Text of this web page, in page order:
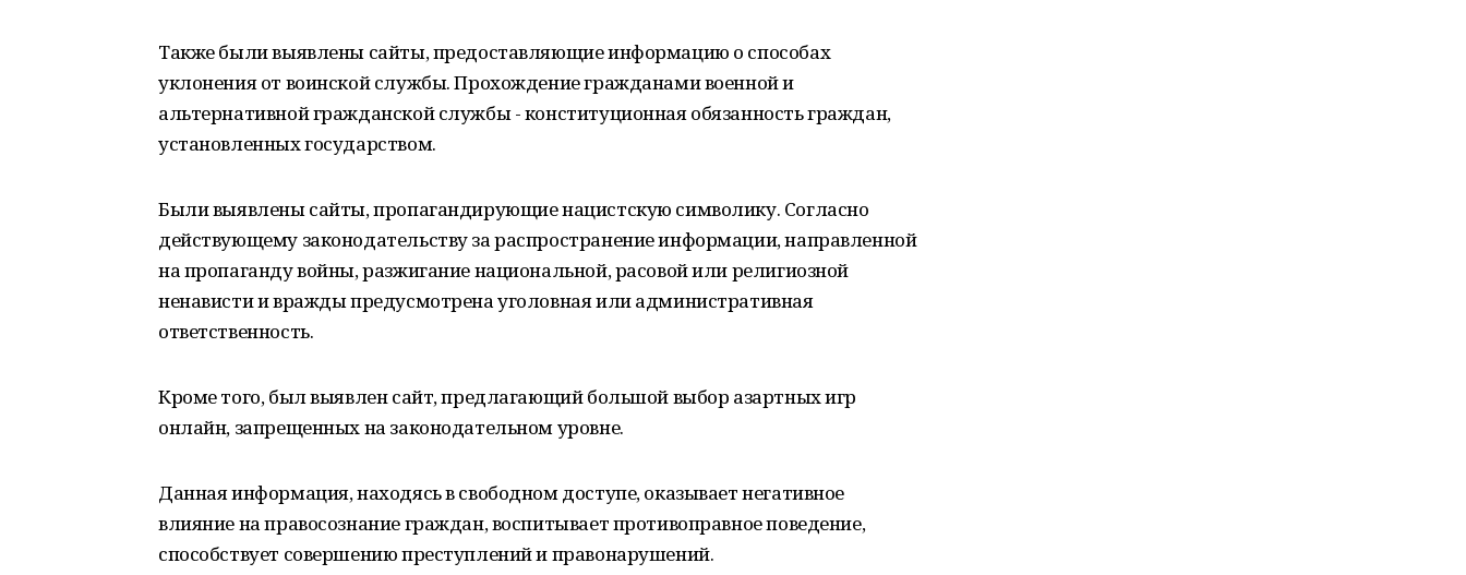
Также были выявлены сайты, предоставляющие информацию о способах
уклонения от воинской службы. Прохождение гражданами военной и
альтернативной гражданской службы - конституционная обязанность граждан,
установленных государством.
Были выявлены сайты, пропагандирующие нацистскую символику. Согласно
действующему законодательству за распространение информации, направленной
на пропаганду войны, разжигание национальной, расовой или религиозной
ненависти и вражды предусмотрена уголовная или административная
ответственность.
Кроме того, был выявлен сайт, предлагающий большой выбор азартных игр
онлайн, запрещенных на законодательном уровне.
Данная информация, находясь в свободном доступе, оказывает негативное
влияние на правосознание граждан, воспитывает противоправное поведение,
способствует совершению преступлений и правонарушений.